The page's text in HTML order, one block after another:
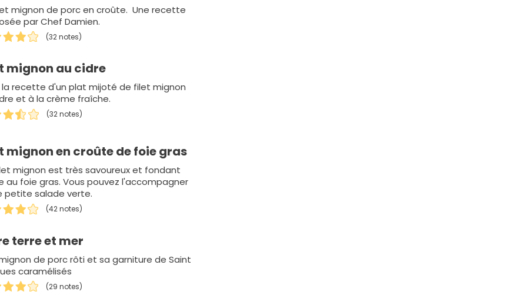
mignon de porc en croûte. Une recette
par Chef Damien.
(32 notes)
mignon au cidre
la recette d'un plat mijoté de filet mignon
et à la crème fraîche.
(32 notes)
mignon en croûte de foie gras
mignon est très savoureux et fondant
au foie gras. Vous pouvez l'accompagner
petite salade verte.
(42 notes)
terre et mer
de porc rôti et sa garniture de Saint
caramélisés
(29 notes)